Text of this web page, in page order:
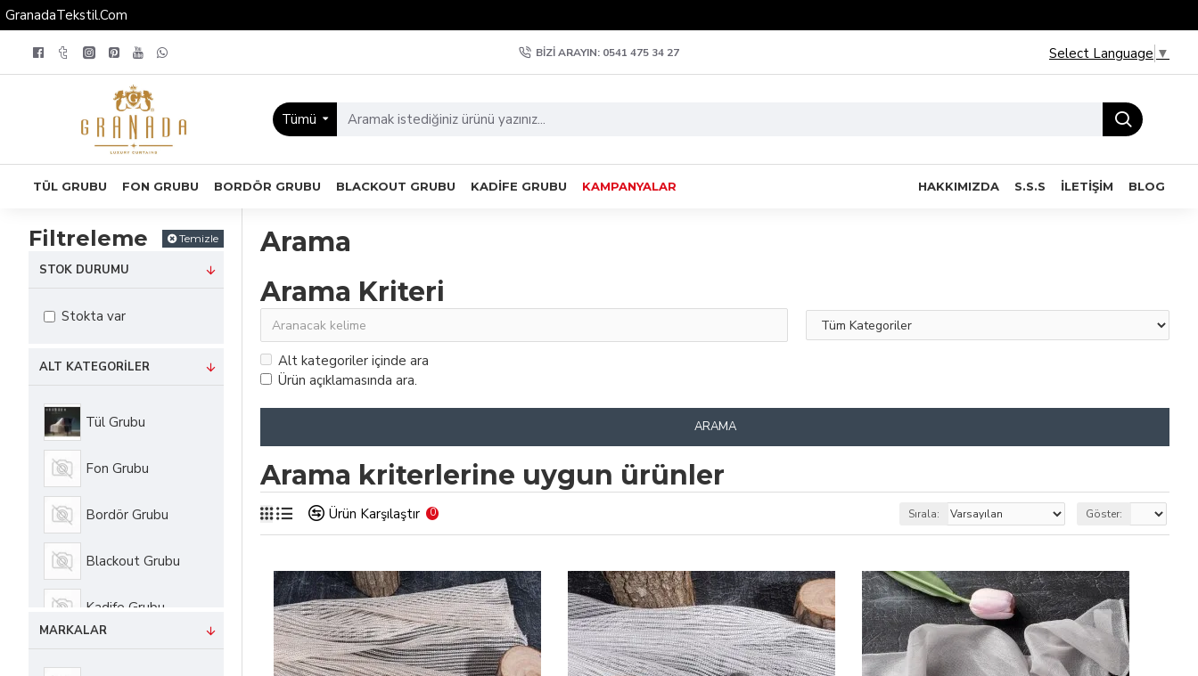
GranadaTekstil.Com
BIZI ARAYIN: 0541 475 34 27 Select Language ▼
Tümü
TÜL GRUBU FON GRUBU BORDÖR GRUBU BLACKOUT GRUBU KADIFE GRUBU KAMPANYALAR HAKKIMIZDA S.S.S İLETIŞIM BLOG
Filtreleme Temizle
ALT KATEGORILER
Tül Grubu
Fon Grubu
Bordör Grubu
Blackout Grubu
Kadife Grubu
MARKALAR
STOK DURUMU
Stokta var
Arama
Arama Kriteri
Alt kategoriler içinde ara
Ürün açıklamasında ara.
ARAMA
Arama kriterlerine uygun ürünler
Ürün Karşılaştır 0 Sırala: Göster: